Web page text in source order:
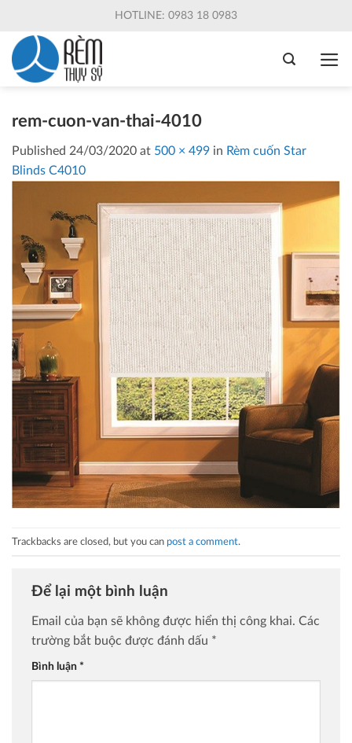
content
HOTLINE: 0983 18 0983
rem-cuon-van-thai-4010
Published 24/03/2020 at 500 × 499 in Rèm cuốn Star
Blinds C4010
Trackbacks are closed, but you can post a comment.
Để lại một bình luận
Email của bạn sẽ không được hiển thị công khai. Các
trường bắt buộc được đánh dấu *
Bình luận *